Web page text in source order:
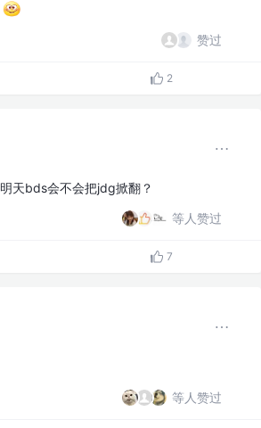
赞过
2
明天bds会不会把jdg掀翻？
等人赞过
7
等人赞过